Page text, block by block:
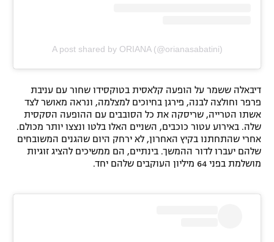
A post shared by ORIANA (@orianasabatini)
דיבאלה ששמר על הופעה קלאסית בטוקסידו שחור עם עניבת
פרפר וחולצה לבנה, פירגן בחיוכים למצלמה, ונראה מאושר לצד
אשתו הטרייה, שריסקה את כל הסובבים עם ההופעה הסקסית
שלה. באירוע עטור כוכבים, השניים האלו בלטו ונצצו יותר מכולם.
אחרי שהתחתנו בקיץ האחרון, לא ירחק היום שהגנים המשובחים
שלהם יעברו לדור ההמשך. בינתיים, הם ממשיכים להציג זוגיות
מושלמת בפני 64 מיליון העוקבים שלהם יחד.